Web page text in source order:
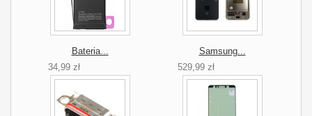
Bateria...
34,99 zł
Samsung...
529,99 zł